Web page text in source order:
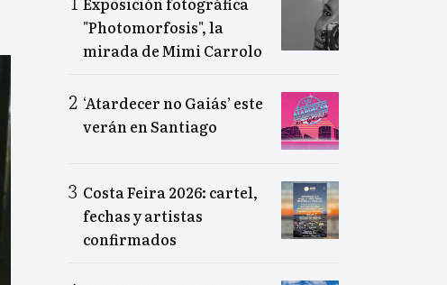
"Photomorfosis", la
mirada de Mimi Carrolo
‘Atardecer no Gaiás’ este
verán en Santiago
Costa Feira 2026: cartel,
fechas y artistas
confirmados